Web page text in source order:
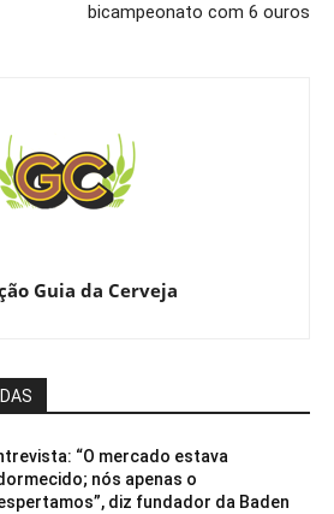
bicampeonato com 6 ouros
Guia da Cerveja
“O mercado estava
nós apenas o
diz fundador da Baden